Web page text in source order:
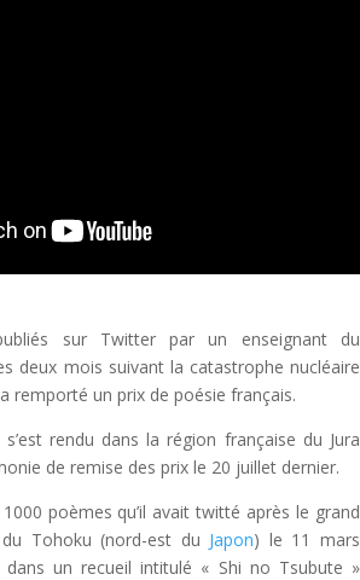
sur Twitter par un enseignant du
deux mois suivant la catastrophe nucléaire
remporté un prix de poésie français.
rendu dans la région française du Jura
de remise des prix le 20 juillet dernier.
poèmes qu’il avait twitté après le grand
Tohoku (nord-est du Japon) le 11 mars
un recueil intitulé « Shi no Tsubute »